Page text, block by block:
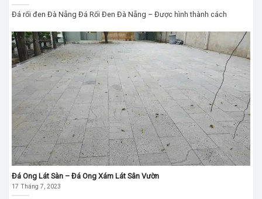
Đá rối đen Đà Nẵng Đá Rối Đen Đà Nẵng – Được hình thành cách
Đá Ong Lát Sàn – Đá Ong Xám Lát Sân Vườn
17 Tháng 7, 2023